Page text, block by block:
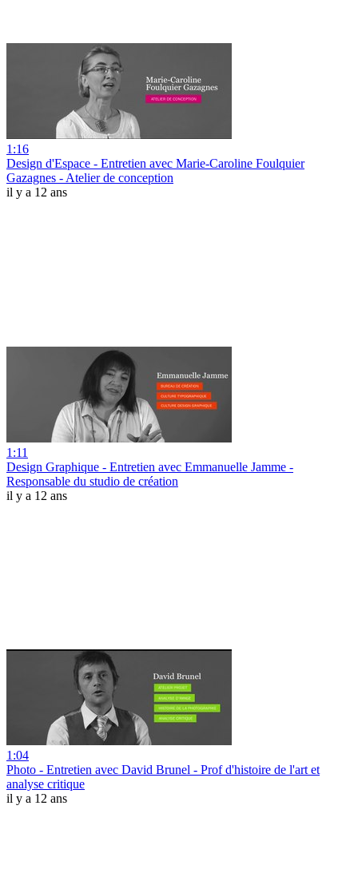
1:16
Design d'Espace - Entretien avec Marie-Caroline Foulquier
Gazagnes - Atelier de conception
il y a 12 ans
1:11
Design Graphique - Entretien avec Emmanuelle Jamme -
Responsable du studio de création
il y a 12 ans
1:04
Photo - Entretien avec David Brunel - Prof d'histoire de l'art et
analyse critique
il y a 12 ans